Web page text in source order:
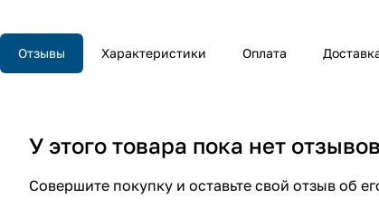
Отзывы Характеристики Оплата
У этого товара пока нет
Совершите покупку и оставьте свой отзыв об